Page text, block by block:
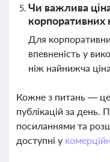
Чи важлива
корпоративних
Для
впевненість у
ніж найнижча
Кожне з питань — це
публікацій за
посиланнями та
доступні у